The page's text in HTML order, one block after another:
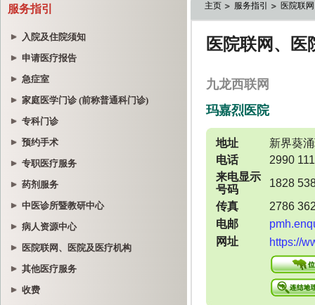
服务指引
入院及住院须知
申请医疗报告
急症室
家庭医学门诊 (前称普通科门诊)
专科门诊
预约手术
专职医疗服务
药剂服务
中医诊所暨教研中心
病人资源中心
医院联网、医院及医疗机构
其他医疗服务
收费
主页 服务指引 医院联